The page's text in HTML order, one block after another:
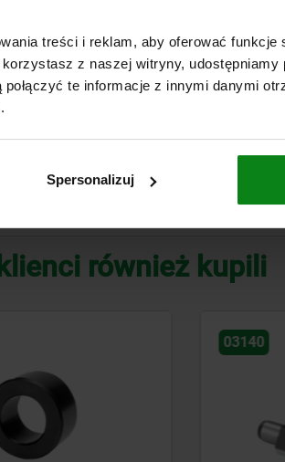
treści i reklam, aby oferować funkcje
z naszej witryny, udostępniamy
te informacje z innymi danymi
Spersonalizuj
SW Cisnienie robocze MPa F Siła
19 0,3 - 0,7 30
również kupili